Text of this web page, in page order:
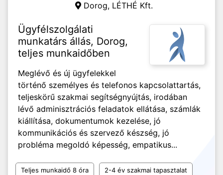
Dorog, LÉTHÉ Kft.
Ügyfélszolgálati
munkatárs állás, Dorog,
teljes munkaidőben
Meglévő és új ügyfelekkel
történő személyes és telefonos kapcsolattartás,
teljeskörű szakmai segítségnyújtás, irodában
lévő adminisztrációs feladatok ellátása, számlák
kiállítása, dokumentumok kezelése, jó
kommunikációs és szervező készség, jó
probléma megoldó képesség, empatikus...
Teljes munkaidő 8 óra 2-4 év szakmai tapasztalat